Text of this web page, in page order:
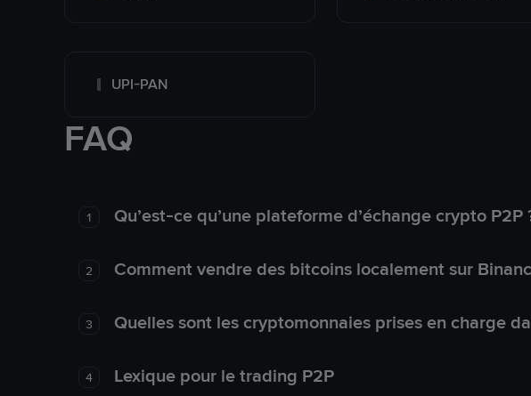
UPI-PAN
FAQ
1 Qu’est-ce qu’une plateforme d’échange crypto P2P
2 Comment vendre des bitcoins localement sur
3 Quelles sont les cryptomonnaies prises en charge
4 Lexique pour le trading P2P